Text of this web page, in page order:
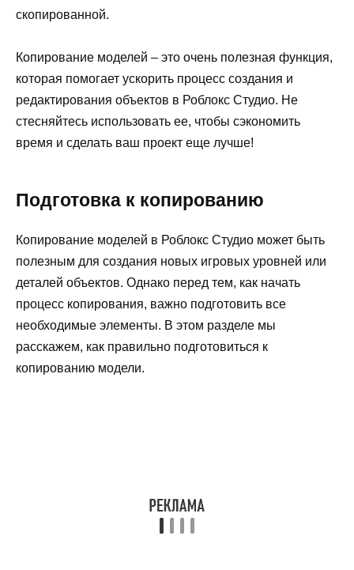
скопированной.
Копирование моделей – это очень полезная функция,
которая помогает ускорить процесс создания и
редактирования объектов в Роблокс Студио. Не
стесняйтесь использовать ее, чтобы сэкономить
время и сделать ваш проект еще лучше!
Подготовка к копированию
Копирование моделей в Роблокс Студио может быть
полезным для создания новых игровых уровней или
деталей объектов. Однако перед тем, как начать
процесс копирования, важно подготовить все
необходимые элементы. В этом разделе мы
расскажем, как правильно подготовиться к
копированию модели.